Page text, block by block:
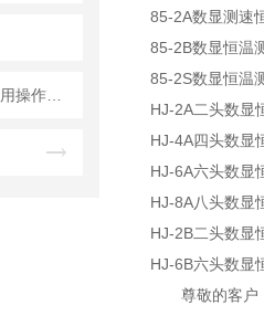
85-2A数显测速
85-2B数显恒温
85-2S数显恒温
HJ-2A二头数显
HJ-4A四头数显
HJ-6A六头数显
HJ-8A八头数显
HJ-2B二头数显
HJ-6B六头数显
尊敬的客户